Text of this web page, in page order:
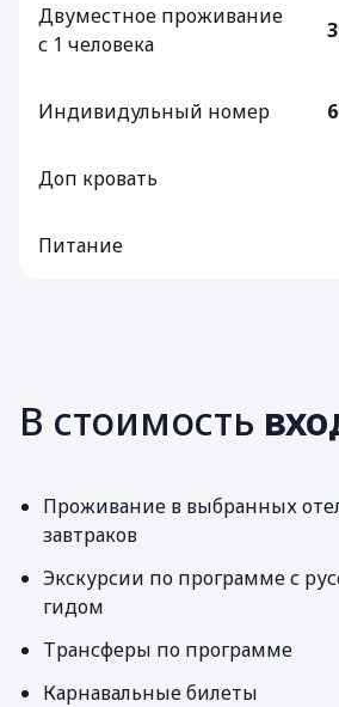
Двуместное проживание
с 1 человека
Индивидульный номер
Доп кровать
Питание
В стоимость
Проживание в выбранных отелях на базе
завтраков
Экскурсии по программе с
гидом
Трансферы по программе
Карнавальные билеты